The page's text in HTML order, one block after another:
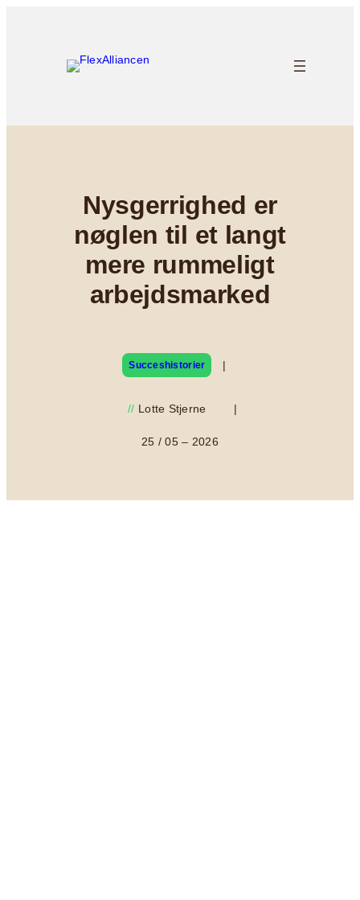
Nysgerrighed er
nøglen til et langt
mere rummeligt
arbejdsmarked
Succeshistorier |
// Lotte Stjerne |
25 / 05 – 2026